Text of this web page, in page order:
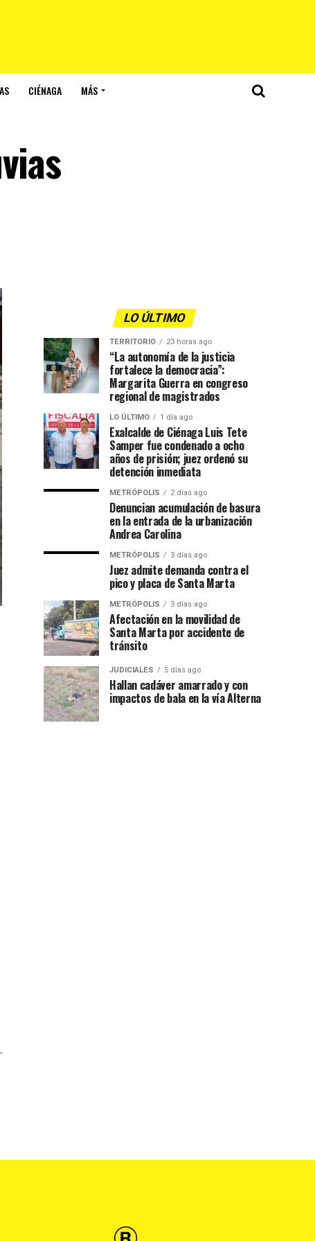
CIÉNAGA MÁS
LO ÚLTIMO
TERRITORIO 23 horas ago
“La autonomía de la justicia
fortalece la democracia”:
Margarita Guerra en congreso
regional de magistrados
LO ÚLTIMO 1 día ago
Exalcalde de Ciénaga Luis Tete
Samper fue condenado a ocho
años de prisión; juez ordenó su
detención inmediata
METRÓPOLIS 2 días ago
Denuncian acumulación de basura
en la entrada de la urbanización
Andrea Carolina
METRÓPOLIS 3 días ago
Juez admite demanda contra el
pico y placa de Santa Marta
METRÓPOLIS 3 días ago
Afectación en la movilidad de
Santa Marta por accidente de
tránsito
JUDICIALES 5 días ago
Hallan cadáver amarrado y con
impactos de bala en la vía Alterna